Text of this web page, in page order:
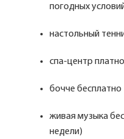
погодных
настольный
спа-центр платно
бочче бесплатно
живая музыка
недели)